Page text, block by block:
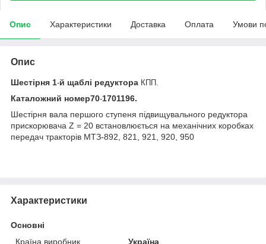
Опис Характеристики Доставка Оплата Умови
Опис
Шестірня 1-й щаблі редуктора КПП.
Каталожний номер70-1701196.
Шестірня вала першого ступеня підвищувального редуктора
прискорювача Z = 20 встановлюється на механічних коробках
передач тракторів МТЗ-892, 821, 921, 920, 950
Характеристики
Основні
Країна виробник
Україна